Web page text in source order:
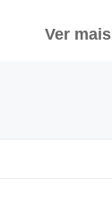
Ver mais